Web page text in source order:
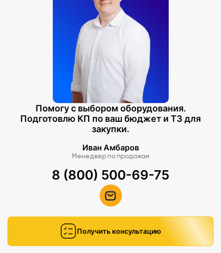
Помогу с выбором оборудования.
Подготовлю КП по ваш бюджет и ТЗ для
закупки.
Иван Амбаров
Менеджер по продажам
8 (800) 500-69-75
Получить консультацию